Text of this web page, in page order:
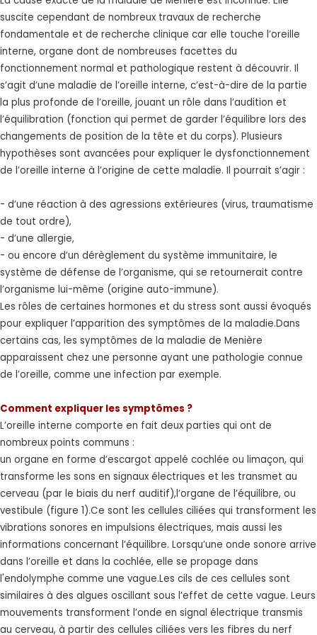
suscite cependant de nombreux travaux de recherche
fondamentale et de recherche clinique car elle touche l’oreille
interne, organe dont de nombreuses facettes du
fonctionnement normal et pathologique restent à découvrir. Il
s’agit d’une maladie de l’oreille interne, c’est-à-dire de la partie
la plus profonde de l’oreille, jouant un rôle dans l’audition et
l’équilibration (fonction qui permet de garder l’équilibre lors des
changements de position de la tête et du corps). Plusieurs
hypothèses sont avancées pour expliquer le dysfonctionnement
de l’oreille interne à l’origine de cette maladie. Il pourrait s’agir :
- d’une réaction à des agressions extérieures (virus, traumatisme
de tout ordre),
- d’une allergie,
- ou encore d’un dérèglement du système immunitaire, le
système de défense de l’organisme, qui se retournerait contre
l’organisme lui-même (origine auto-immune).
Les rôles de certaines hormones et du stress sont aussi évoqués
pour expliquer l’apparition des symptômes de la maladie.Dans
certains cas, les symptômes de la maladie de Menière
apparaissent chez une personne ayant une pathologie connue
de l’oreille, comme une infection par exemple.
Comment expliquer les symptômes ?
L’oreille interne comporte en fait deux parties qui ont de
nombreux points communs :
un organe en forme d’escargot appelé cochlée ou limaçon, qui
transforme les sons en signaux électriques et les transmet au
cerveau (par le biais du nerf auditif),l’organe de l’équilibre, ou
vestibule (figure 1).Ce sont les cellules ciliées qui transforment les
vibrations sonores en impulsions électriques, mais aussi les
informations concernant l’équilibre. Lorsqu’une onde sonore arrive
dans l’oreille et dans la cochlée, elle se propage dans
l'endolymphe comme une vague.Les cils de ces cellules sont
similaires à des algues oscillant sous l’effet de cette vague. Leurs
mouvements transforment l’onde en signal électrique transmis
au cerveau, à partir des cellules ciliées vers les fibres du nerf